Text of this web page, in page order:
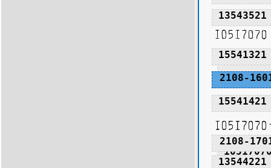
13543521
13544221
15541321
15541421
2108-
2108-